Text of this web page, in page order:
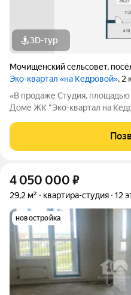
3D-тур
Мочищенский сельсовет,
Эко-квартал «на Кедровой», 2
«В продаже Студия,
Доме ЖК "Эко-квартал на
лесным массивом, всего в 12
масштабный проект
4 050 000 ₽
29,2 м² квартира-студия 12
новостройка